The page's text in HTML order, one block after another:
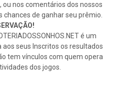
ou nos comentários dos nossos
de ganhar seu prêmio.
é um
seus Inscritos os resultados
tem vínculos com quem opera
dos jogos.